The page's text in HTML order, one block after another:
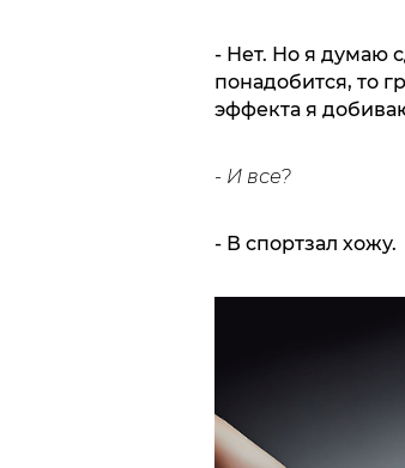
- Нет. Но я думаю
понадобится, то
эффекта я
- И все?
- В спортзал хожу.